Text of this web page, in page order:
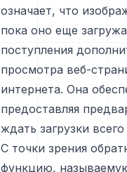
означает, что
пока оно еще
поступления
просмотра веб-
интернета. Она
предоставляя
ждать загрузки
С точки зрения
функцию,